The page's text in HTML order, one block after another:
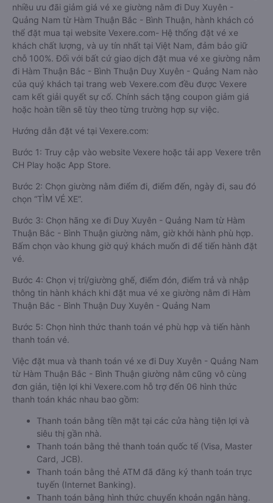
nhiều ưu đãi giảm giá vé xe giường nằm đi Duy Xuyên -
Quảng Nam từ Hàm Thuận Bắc - Bình Thuận, hành khách có
thể đặt mua tại website Vexere.com- Hệ thống đặt vé xe
khách chất lượng, và uy tín nhất tại Việt Nam, đảm bảo giữ
chỗ 100%. Đối với bất cứ giao dịch đặt mua vé xe giường nằm
đi Hàm Thuận Bắc - Bình Thuận Duy Xuyên - Quảng Nam nào
của quý khách tại trang web Vexere.com đều được Vexere
cam kết giải quyết sự cố. Chính sách tặng coupon giảm giá
hoặc hoàn tiền sẽ tùy theo từng trường hợp sự việc.
Hướng dẫn đặt vé tại Vexere.com:
Bước 1: Truy cập vào website Vexere hoặc tải app Vexere trên
CH Play hoặc App Store.
Bước 2: Chọn giường nằm điểm đi, điểm đến, ngày đi, sau đó
chọn “TÌM VÉ XE”.
Bước 3: Chọn hãng xe đi Duy Xuyên - Quảng Nam từ Hàm
Thuận Bắc - Bình Thuận giường nằm, giờ khởi hành phù hợp.
Bấm chọn vào khung giờ quý khách muốn đi để tiến hành đặt
vé.
Bước 4: Chọn vị trí/giường ghế, điểm đón, điểm trả và nhập
thông tin hành khách khi đặt mua vé xe giường nằm đi Hàm
Thuận Bắc - Bình Thuận Duy Xuyên - Quảng Nam
Bước 5: Chọn hình thức thanh toán vé phù hợp và tiến hành
thanh toán vé.
Việc đặt mua và thanh toán vé xe đi Duy Xuyên - Quảng Nam
từ Hàm Thuận Bắc - Bình Thuận giường nằm cũng vô cùng
đơn giản, tiện lợi khi Vexere.com hỗ trợ đến 06 hình thức
thanh toán khác nhau bao gồm:
Thanh toán bằng tiền mặt tại các cửa hàng tiện lợi và
siêu thị gần nhà.
Thanh toán bằng thẻ thanh toán quốc tế (Visa, Master
Card, JCB).
Thanh toán bằng thẻ ATM đã đăng ký thanh toán trực
tuyến (Internet Banking).
Thanh toán bằng hình thức chuyển khoản ngân hàng.